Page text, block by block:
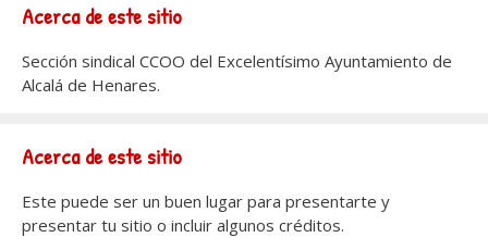
Acerca de este sitio
Sección sindical CCOO del Excelentísimo Ayuntamiento de
Alcalá de Henares.
Acerca de este sitio
Este puede ser un buen lugar para presentarte y
presentar tu sitio o incluir algunos créditos.